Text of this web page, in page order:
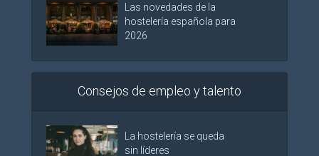
Las novedades de la
hostelería española para
2026
Consejos de empleo y talento
La hostelería se queda
sin líderes